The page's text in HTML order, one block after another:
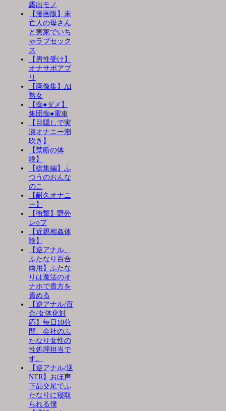
露出モノ
【漫画版】未
亡人の母さん
と実家でいち
ゃラブセック
ス
【男性受け】
オナサポアプ
リ
【画像集】AI
熟女
【痴●ダメ】
集団痴●電車
【目隠しで実
演オナニー潮
吹き】
【禁断の体
験】
【総集編】ふ
つうのおんな
のこ
【耐久オナニ
ー】
【衝撃】野外
レ○プ
【近親相姦体
験】
【逆アナル、
ふたなり百合
両用】ふたな
りは魔法のオ
ナホで貴方を
責める
【逆アナル/百
合/女体化対
応】毎日10分
間、会社のふ
たなり女性の
性処理担当で
す。
【逆アナル/逆
NTR】おほ声
下品交尾でふ
たなりに寝取
られる僕